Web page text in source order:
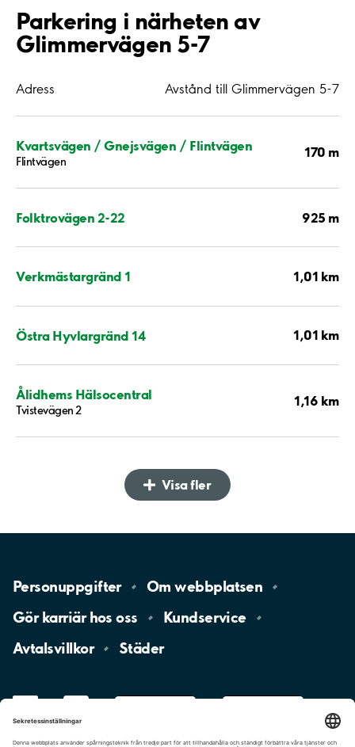
Parkering i närheten av
Glimmervägen 5-7
Adress Avstånd till Glimmervägen 5-7
Kvartsvägen / Gnejsvägen / Flintvägen
Flintvägen
170 m
Folktrovägen 2-22 925 m
Verkmästargränd 1 1,01 km
Östra Hyvlargränd 14 1,01 km
Ålidhems Hälsocentral
Tvistevägen 2
1,16 km
Visa fler
Personuppgifter Omwebbplatsen
Gör karriär hososs
Kundservice
Avtalsvillkor
Städer